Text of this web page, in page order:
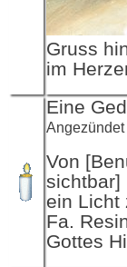
Gruss
im
Eine
Von
sichtbar]
ein Licht
Fa.
Gottes